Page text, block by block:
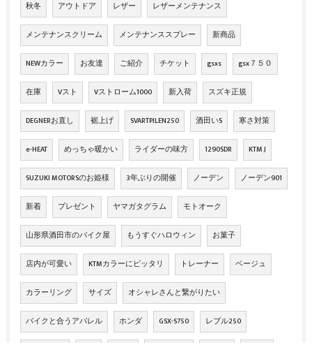
秋冬 アウトドア レザー レザーメンテナンス
メンテナンスクリーム メンテナンススプレー 新商品
NEWカラー お友達 ご紹介 チケット gsxs gsx７５０
在庫 Vスト Vストローム1000 新入荷 スズキ正規
DEGNERお直し 裾上げ SVARTPILEN250 酒田いS 寒さ対策
e-HEAT めっちゃ暖かい ライダーの味方 1290SDR KTM J
SUZUKI MOTORSのお姫様 3年ぶりの開催 ノーデン ノーデン901
新着 プレゼント ヤマガタグラム モトオーク
山形県酒田市のバイク屋 もうすぐハロウィン お菓子
店内が可愛い KTMカラーにピッタリ トレーナー ベージュ
カラーリング サイズ オシャレさんと繋がりたい
バイクと合うアパレル ホンダ GSX-S750 レブル250